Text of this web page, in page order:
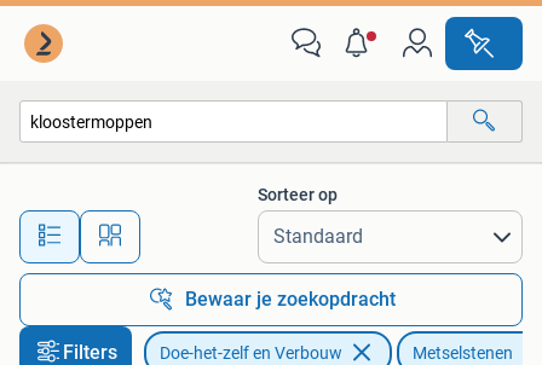
Alle afstanden…
Sorteer op
Bewaar je zoekopdracht
Filters Doe-het-zelf en Verbouw Metselstenen